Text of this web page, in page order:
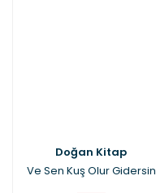
Doğan Kitap
Ve Sen Kuş Olur Gidersin